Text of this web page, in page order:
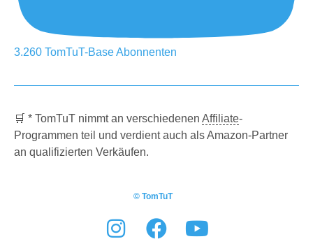
3.260 TomTuT-BaseAbonnenten
🛒 * TomTuT nimmt an verschiedenen Affiliate-
Programmen teil und verdient auch als Amazon-Partner
an qualifizierten Verkäufen.
© TomTuT